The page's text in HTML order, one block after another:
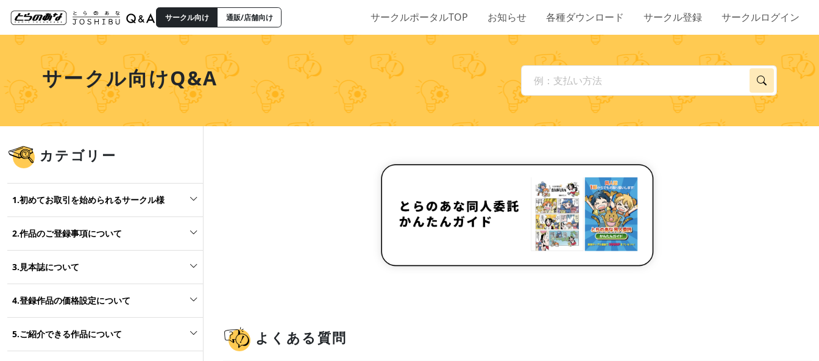
サークル向け 通販/店舗向け サークルポータルTOP お知らせ 各種ダウンロード サークル登録 サークルログイン
サークル向けQ&A
カテゴリー
1.初めてお取引を始められるサークル様
2.作品のご登録事項について
3.見本誌について
4.登録作品の価格設定について
5.ご紹介できる作品について よくある質問